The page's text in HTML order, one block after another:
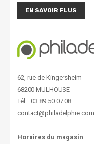
EN SAVOIR PLUS
62, rue de Kingersheim
68200 MULHOUSE
Tél. : 03 89 50 07 08
contact@philadelphie.com
Horaires du magasin